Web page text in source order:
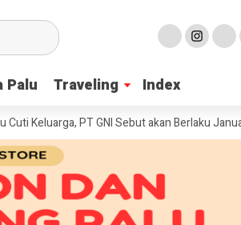
Palu Traveling Index
Palu Traveling Index
PT GNI Sebut akan Berlaku Januari 2027